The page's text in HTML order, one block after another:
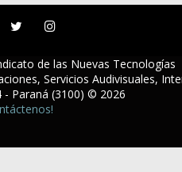
de las Nuevas Tecnologías
Servicios Audivisuales,
- Paraná (3100) © 2026